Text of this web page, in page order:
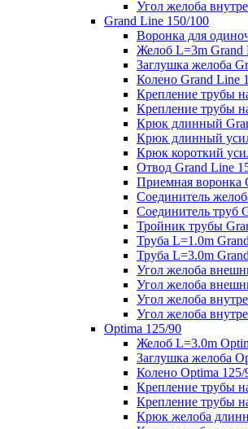
Угол желоба
Grand Line 150/100
Воронка для
Желоб L=3m Grand
Заглушка желоба
Колено Grand Line
Крепление трубы
Крепление трубы
Крюк длинный
Крюк длинный
Крюк короткий
Отвод Grand Line
Приемная воронка
Соединитель
Соединитель труб
Тройник трубы
Труба L=1.0m
Труба L=3.0m
Угол желоба
Угол желоба
Угол желоба
Угол желоба
Optima 125/90
Желоб L=3.0m
Заглушка желоба
Колено Optima 125/
Крепление трубы
Крепление трубы
Крюк желоба